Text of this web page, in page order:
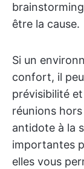
être la cause.
Si un
confort, il
prévisibilité
réunions
antidote à la
importantes
elles vous